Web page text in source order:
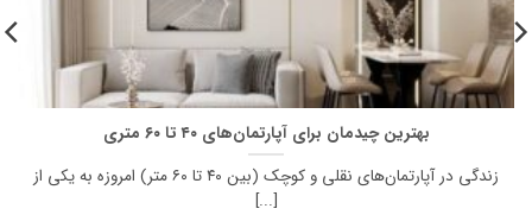
بهترین چیدمان برای آپارتمان‌های ۴۰ تا ۶۰ متری
زندگی در آپارتمان‌های نقلی و کوچک (بین ۴۰ تا ۶۰ متر) امروزه به یکی از
[...]